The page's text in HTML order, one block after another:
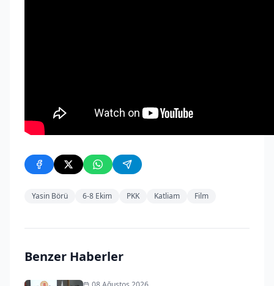
Yasin Börü 6-8 Ekim PKK Katliam Film
Benzer Haberler